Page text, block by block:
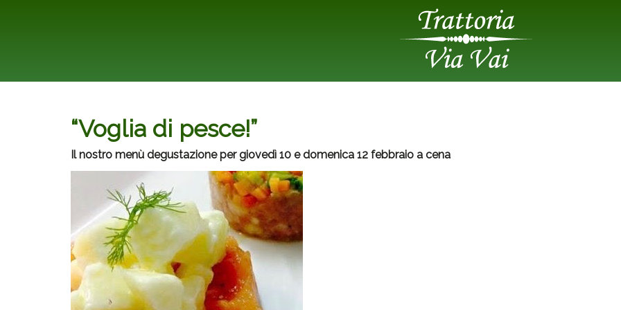
“Voglia di pesce!”
Il nostro menù degustazione per giovedì 10 e domenica 12 febbraio a cena